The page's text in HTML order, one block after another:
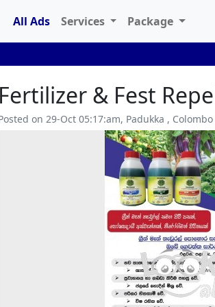
All Ads Services Package
Fertilizer & Fest
on 29-Oct 05:17:am, Padukka , Colombo